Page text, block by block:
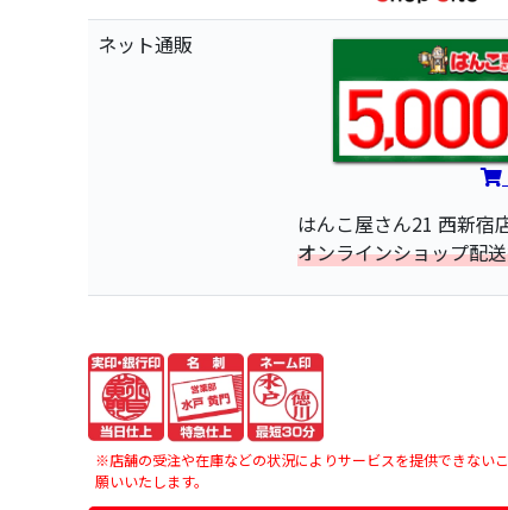
ネット通販
はんこ屋さん21 西新宿
オンラインショップ配
※店舗の受注や在庫などの状況によりサービスを提供できない
願いいたします。